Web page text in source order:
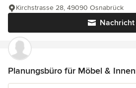
Nachricht
Kirchstrasse 28, 49090 Osnabrück
Planungsbüro für Möbel &